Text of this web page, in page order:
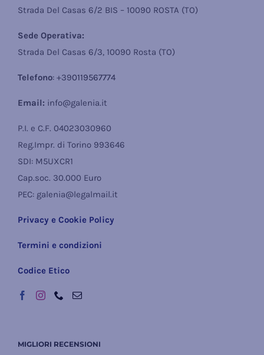
Strada Del Casas 6/2 BIS – 10090 ROSTA (TO)
Sede Operativa:
Strada Del Casas 6/3, 10090 Rosta (TO)
Telefono: +390119567774
Email: info@galenia.it
P.I. e C.F. 04023030960
Reg.Impr. di Torino 993646
SDI: M5UXCR1
Cap.soc. 30.000 Euro
PEC: galenia@legalmail.it
Privacy e Cookie Policy
Termini e condizioni
Codice Etico
MIGLIORI RECENSIONI